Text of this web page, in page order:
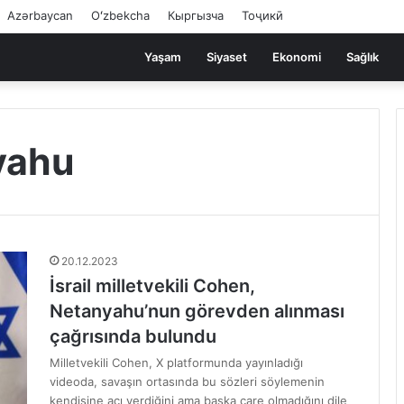
Azərbaycan Oʻzbekcha Кыргызча Тоҷикӣ
Yaşam Siyaset Ekonomi Sağlık
20.12.2023
İsrail milletvekili Cohen,
Netanyahu’nun görevden alınması
çağrısında bulundu
Milletvekili Cohen, X platformunda yayınladığı
videoda, savaşın ortasında bu sözleri söylemenin
kendisine acı verdiğini ama başka çare olmadığını dile